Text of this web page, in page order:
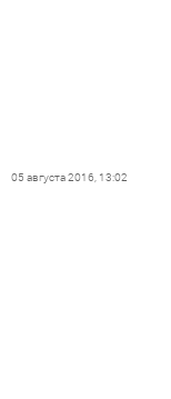
05 августа 2016, 13:02